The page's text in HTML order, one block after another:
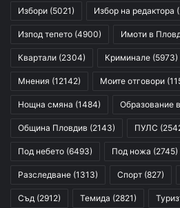
Избори (5021) Избор на редактора
Изпод тепето (4900) Имоти в
Квартали (2304) Криминале (5973)
Мнения (12142) Моите отговори
Нощна смяна (1484) Образование
Община Пловдив (2143) ПУЛС
Под небето (6493) Под ножа (2745)
Разследване (1313) Спорт (827)
Съд (2912) Темида (2821)